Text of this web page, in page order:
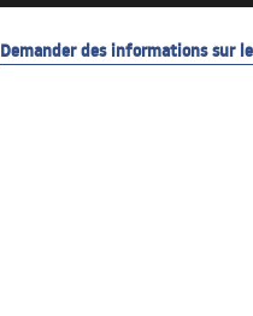
Demander des informations sur